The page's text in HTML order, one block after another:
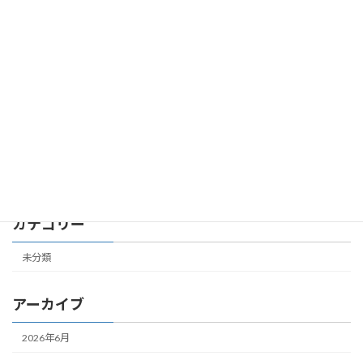
カテゴリー
未分類
アーカイブ
2026年6月